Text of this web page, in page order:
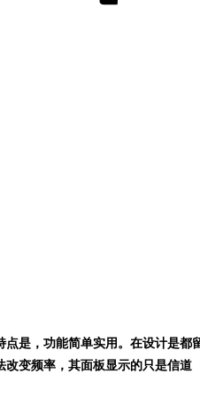
是，功能简单实用。在设计是都
变频率，其面板显示的只是信道